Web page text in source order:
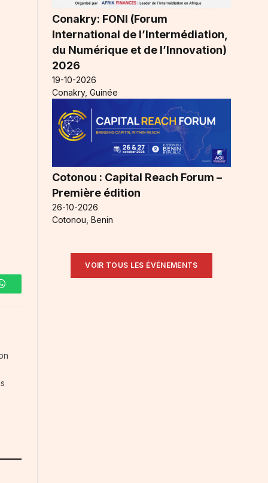
WhatsApp
Conakry: FONI (Forum
International de l’Intermédiation,
du Numérique et de l’Innovation)
2026
19-10-2026
Conakry, Guinée
Cotonou : Capital Reach Forum –
Première édition
26-10-2026
Cotonou, Benin
VOIR TOUS LES ÉVÉNEMENTS